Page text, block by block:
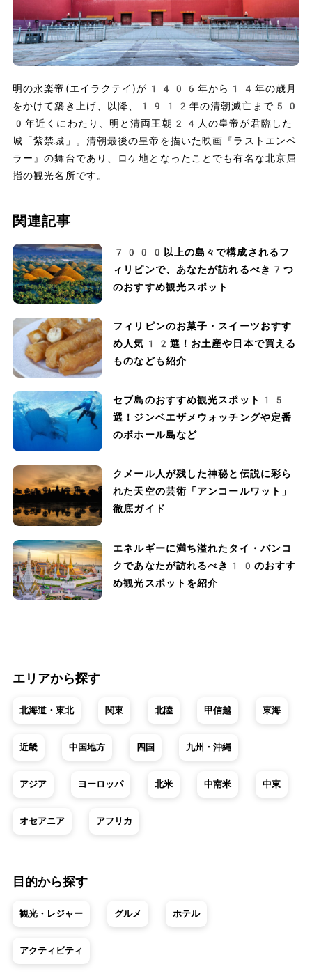
明の永楽帝(エイラクテイ)が1406年から14年の歳月
をかけて築き上げ、以降、1912年の清朝滅亡まで50
0年近くにわたり、明と清両王朝24人の皇帝が君臨した
城「紫禁城」。清朝最後の皇帝を描いた映画『ラストエンペ
ラー』の舞台であり、ロケ地となったことでも有名な北京屈
指の観光名所です。
関連記事
7000以上の島々で構成されるフ
ィリピンで、あなたが訪れるべき7つ
のおすすめ観光スポット
フィリピンのお菓子・スイーツおすす
め人気12選！お土産や日本で買える
ものなども紹介
セブ島のおすすめ観光スポット15
選！ジンベエザメウォッチングや定番
のボホール島など
クメール人が残した神秘と伝説に彩ら
れた天空の芸術「アンコールワット」
徹底ガイド
エネルギーに満ち溢れたタイ・バンコ
クであなたが訪れるべき10のおすす
め観光スポットを紹介
エリアから探す
北海道・東北 関東 北陸 甲信越 東海
近畿 中国地方 四国 九州・沖縄
アジア ヨーロッパ 北米 中南米 中東
オセアニア アフリカ
目的から探す
観光・レジャー グルメ ホテル
アクティビティ